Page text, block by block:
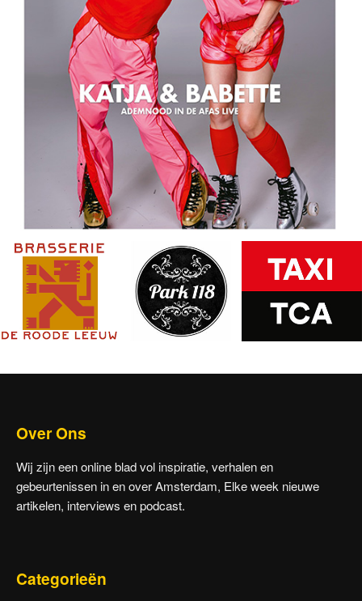
Over Ons
Wij zijn een online blad vol inspiratie, verhalen en
gebeurtenissen in en over Amsterdam, Elke week nieuwe
artikelen, interviews en podcast.
Categorieën